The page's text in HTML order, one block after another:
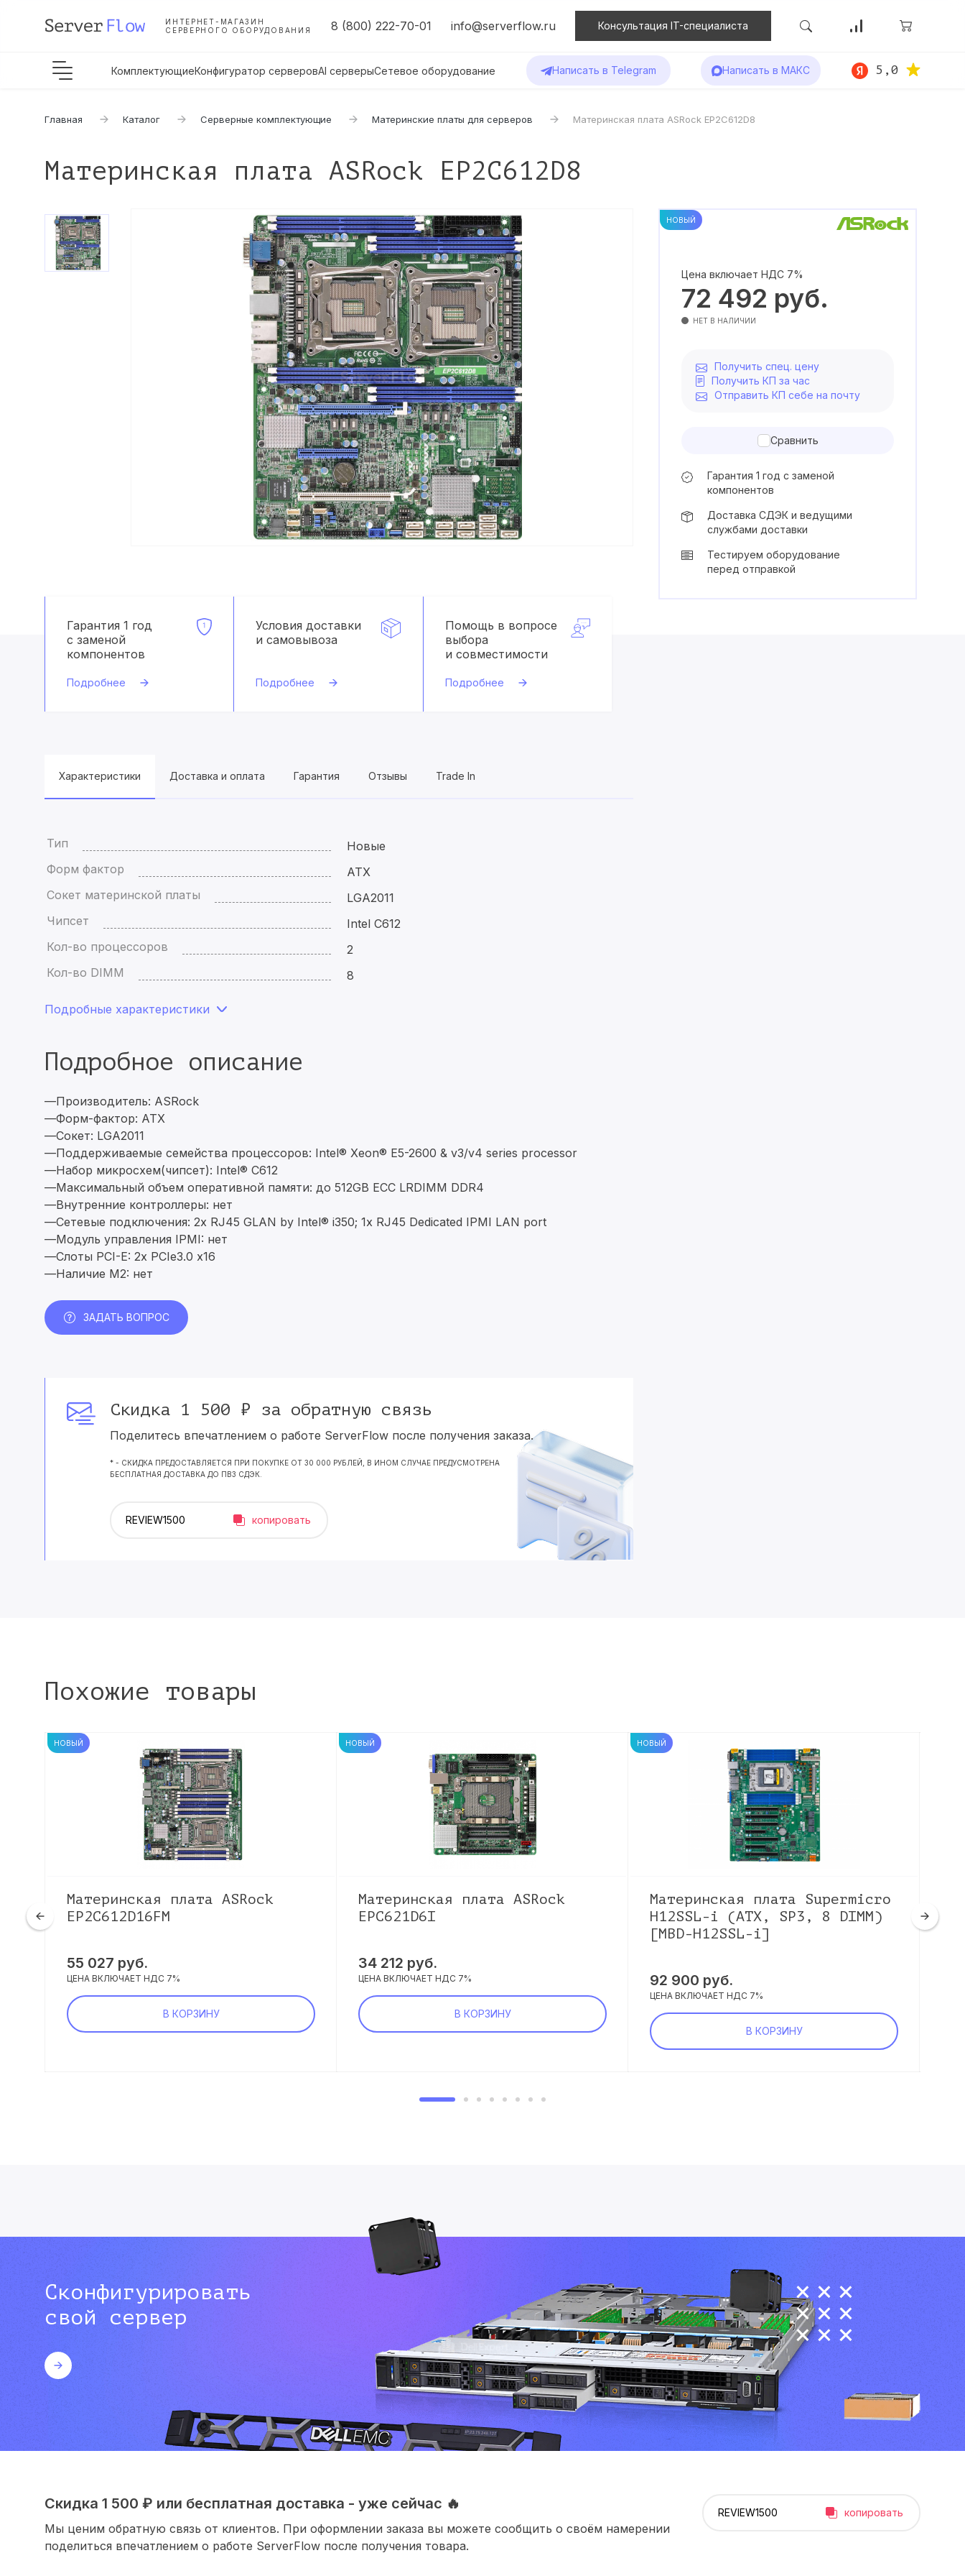
ИНТЕРНЕТ-МАГАЗИН
СЕРВЕРНОГО ОБОРУДОВАНИЯ
8 (800) 222-70-01 info@serverflow.ru Консультация IT-специалиста
КомплектующиеКонфигуратор серверовAI серверыСетевое оборудование Написать в Telegram Написать в МАКС 5,0
Главная Каталог Серверные комплектующие Материнские платы для серверов Материнская плата ASRock EP2C612D8
Материнская плата ASRock EP2C612D8
Гарантия 1 год
с заменой
компонентов
Подробнее
Условия доставки
и самовывоза
Подробнее
Помощь в вопросе
выбора
и совместимости
Подробнее
Характеристики Доставка и оплата Гарантия Отзывы Trade In
Тип
Новые
Форм фактор
ATX
Сокет материнской платы
LGA2011
Чипсет
Intel C612
Кол-во процессоров
2
Кол-во DIMM
8
Подробные характеристики
Подробное описание
—Производитель: ASRock
—Форм-фактор: ATX
—Сокет: LGA2011
—Поддерживаемые семейства процессоров: Intel® Xeon® E5-2600 & v3/v4 series processor
—Набор микросхем(чипсет): Intel® C612
—Максимальный объем оперативной памяти: до 512GB ECC LRDIMM DDR4
—Внутренние контроллеры: нет
—Сетевые подключения: 2x RJ45 GLAN by Intel® i350; 1x RJ45 Dedicated IPMI LAN port
—Модуль управления IPMI: нет
—Слоты PCI-E: 2x PCIe3.0 x16
—Наличие M2: нет
ЗАДАТЬ ВОПРОС
Скидка 1 500 ₽ за обратную связь
Поделитесь впечатлением о работе ServerFlow после получения заказа.
* - СКИДКА ПРЕДОСТАВЛЯЕТСЯ ПРИ ПОКУПКЕ ОТ 30 000 РУБЛЕЙ, В ИНОМ СЛУЧАЕ ПРЕДУСМОТРЕНА
БЕСПЛАТНАЯ ДОСТАВКА ДО ПВЗ СДЭК.
копировать
НОВЫЙ
Цена включает НДС 7%
72 492 руб.
НЕТ В НАЛИЧИИ
Получить спец. цену
Получить КП за час
Отправить КП себе на почту
Сравнить
Гарантия 1 год с заменой
компонентов
Доставка СДЭК и ведущими
службами доставки
Тестируем оборудование
перед отправкой
Похожие товары
НОВЫЙ
Материнская плата ASRock
EP2C612D16FM
55 027 руб.
ЦЕНА ВКЛЮЧАЕТ НДС 7%
В КОРЗИНУ
НОВЫЙ
Материнская плата ASRock
EPC621D6I
34 212 руб.
ЦЕНА ВКЛЮЧАЕТ НДС 7%
В КОРЗИНУ
НОВЫЙ
Материнская плата Supermicro
H12SSL-i (ATX, SP3, 8 DIMM)
[MBD-H12SSL-i]
92 900 руб.
ЦЕНА ВКЛЮЧАЕТ НДС 7%
В КОРЗИНУ
Сконфигурировать
свой сервер
Скидка 1 500 ₽ или бесплатная доставка - уже сейчас 🔥
Мы ценим обратную связь от клиентов. При оформлении заказа вы можете сообщить о своём намерении
поделиться впечатлением о работе ServerFlow после получения товара.
копировать